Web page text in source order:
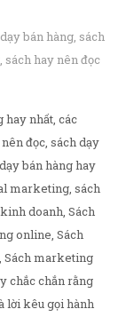
bán hàng sách
sách hay nên đọc
nhất, các
đọc, sách dạy
bán hàng hay
marketing, sách
doanh, Sách
online, Sách
Sách marketing
chắc chắn rằng
lời kêu gọi hành